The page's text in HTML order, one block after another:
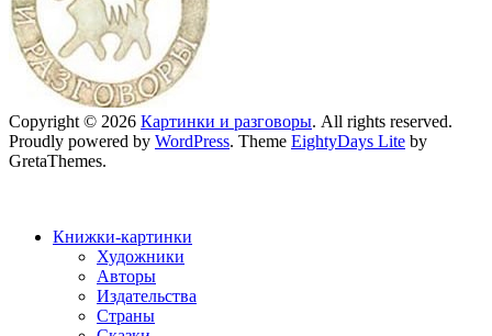
Copyright © 2026 Картинки и разговоры. All rights reserved.
Proudly powered by WordPress. Theme EightyDays Lite by
GretaThemes.
Книжки-картинки
Художники
Авторы
Издательства
Страны